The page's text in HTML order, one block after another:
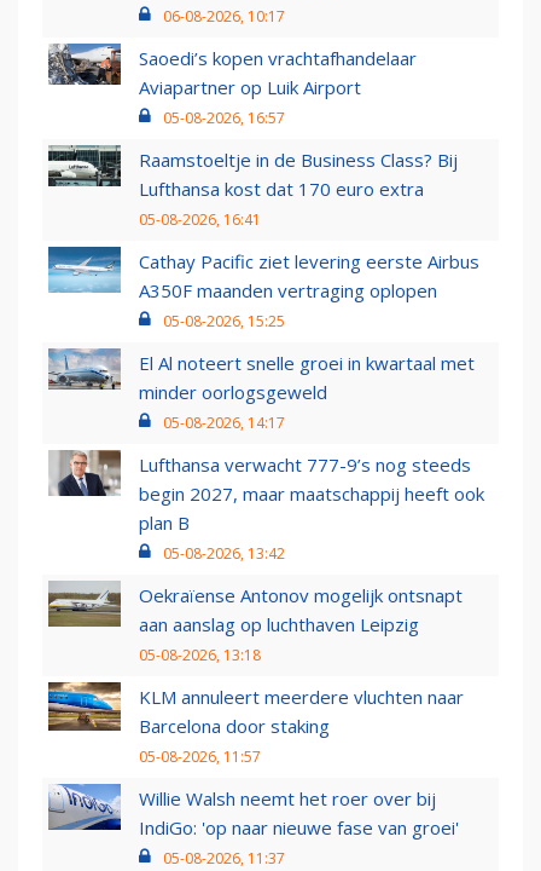
06-08-2026, 10:17
Saoedi’s kopen vrachtafhandelaar
Aviapartner op Luik Airport
05-08-2026, 16:57
Raamstoeltje in de Business Class? Bij
Lufthansa kost dat 170 euro extra
05-08-2026, 16:41
Cathay Pacific ziet levering eerste Airbus
A350F maanden vertraging oplopen
05-08-2026, 15:25
El Al noteert snelle groei in kwartaal met
minder oorlogsgeweld
05-08-2026, 14:17
Lufthansa verwacht 777-9’s nog steeds
begin 2027, maar maatschappij heeft ook
plan B
05-08-2026, 13:42
Oekraïense Antonov mogelijk ontsnapt
aan aanslag op luchthaven Leipzig
05-08-2026, 13:18
KLM annuleert meerdere vluchten naar
Barcelona door staking
05-08-2026, 11:57
Willie Walsh neemt het roer over bij
IndiGo: 'op naar nieuwe fase van groei'
05-08-2026, 11:37